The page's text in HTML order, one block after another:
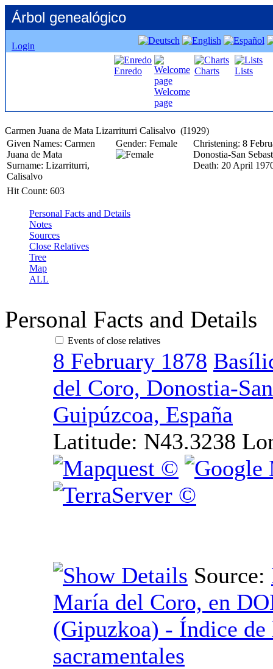
Árbol genealógico
Login
Enredo
Welcome
page
Charts Lists
Given Names: Carmen
Juana de Mata
Surname: Lizarriturri,
Calisalvo
Gender: Female Christening: 8
Donostia-San
Death: 20 April
Hit Count: 603
Personal Facts and Details
Notes
Sources
Close Relatives
Tree
Map
ALL
Personal Facts and Details
Events of close relatives
8 February 1878
del Coro, Donostia-
Guipúzcoa, España
Latitude: N43.3238
Source:
María del Coro, en
sacramentales